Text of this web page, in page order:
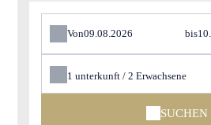
Von bis
1unterkunft /2Erwachsene
SUCHEN